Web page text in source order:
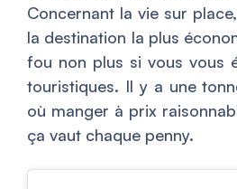
Concernant la vie sur
la destination la plus
fou non plus si vous vous
touristiques. Il y a une
où manger à prix
ça vaut chaque penny.